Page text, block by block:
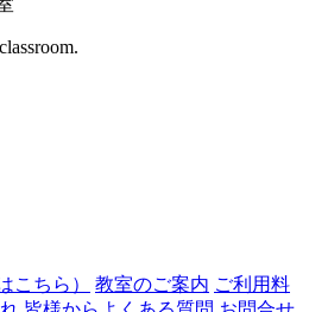
こちら） 教室のご案内 ご利用料